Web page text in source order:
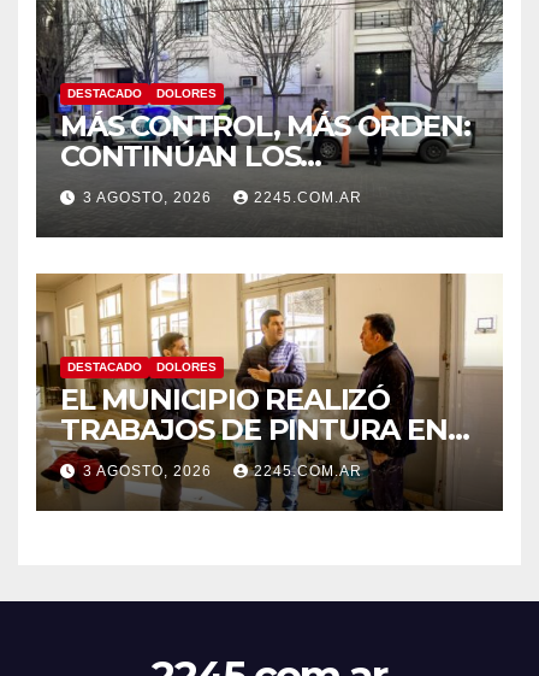
DESTACADO DOLORES
MÁS CONTROL, MÁS ORDEN:
CONTINÚAN LOS
OPERATIVOS PREVENTIVOS
DE TRÁNSITO EN DOLORES
3 AGOSTO, 2026 2245.COM.AR
DESTACADO DOLORES
EL MUNICIPIO REALIZÓ
TRABAJOS DE PINTURA EN
LA ESCUELA N.º 10
3 AGOSTO, 2026 2245.COM.AR